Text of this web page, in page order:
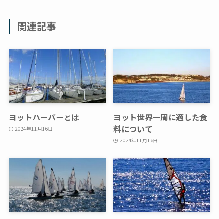
関連記事
ヨットハーバーとは
2024年11月16日
ヨット世界一周に適した食
料について
2024年11月16日